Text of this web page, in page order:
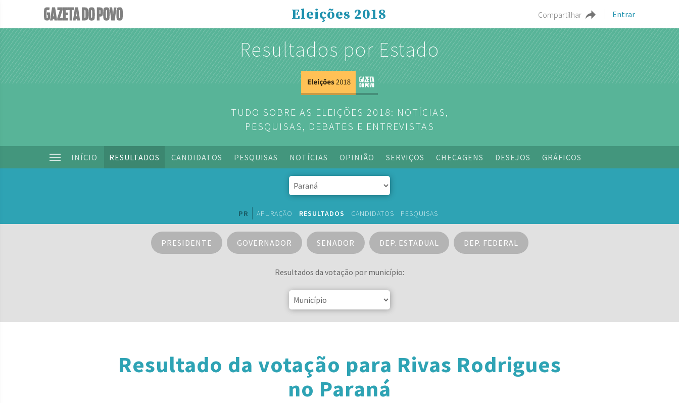
Compartilhar Entrar
Eleições 2018
Resultados por Estado
TUDO SOBRE AS ELEIÇÕES 2018: NOTÍCIAS,
PESQUISAS, DEBATES E ENTREVISTAS
INÍCIO RESULTADOS CANDIDATOS PESQUISAS NOTÍCIAS OPINIÃO SERVIÇOS CHECAGENS DESEJOS GRÁFICOS
PR APURAÇÃO RESULTADOS CANDIDATOS PESQUISAS
PRESIDENTE GOVERNADOR SENADOR DEP. ESTADUAL DEP. FEDERAL
Resultados da votação por município:
Resultado da votação para Rivas Rodrigues
no Paraná